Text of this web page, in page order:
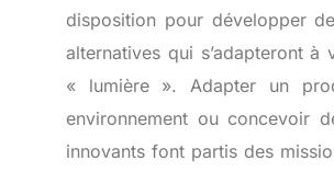
disposition pour développer
alternatives qui s’adapteront à
« lumière ». Adapter un
environnement ou concevoir
innovants font partis des